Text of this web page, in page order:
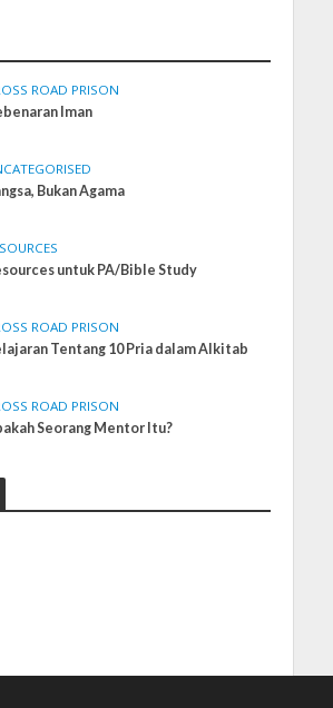
ROAD PRISON
Iman
Bukan Agama
untuk PA/Bible Study
ROAD PRISON
Tentang 10 Pria dalam Alkitab
ROAD PRISON
Seorang Mentor Itu?